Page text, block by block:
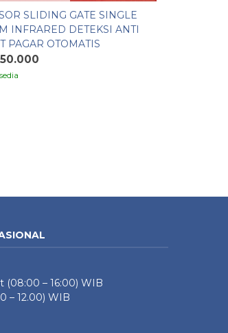
SLIDING GATE SINGLE
INFRARED DETEKSI ANTI
PAGAR OTOMATIS
(08:00 – 16:00) WIB
– 12.00) WIB